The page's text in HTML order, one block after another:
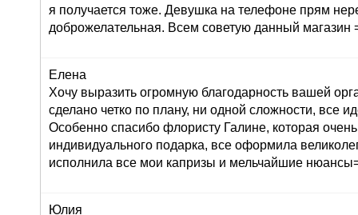
я получается тоже. Девушка на телефоне прям
доброжелательная. Всем советую данный магазин
Елена
Хочу выразить огромную благодарность вашей
сделано четко по плану, ни одной сложности, все
Особенно спасибо флористу Галине, которая
индивидуального подарка, все оформила
исполнила все мои капризы и мельчайшие
Юлия